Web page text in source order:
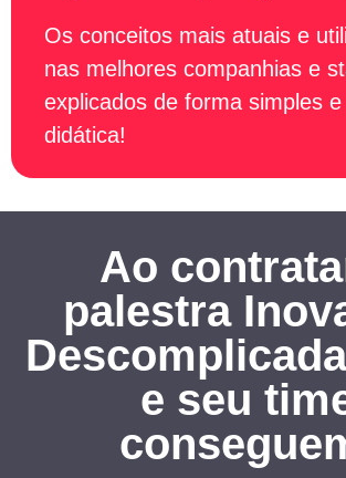
Os conceitos mais atuais e
nas melhores companhias e
explicados de forma simples e
didática!
Ao
palestra
e seu